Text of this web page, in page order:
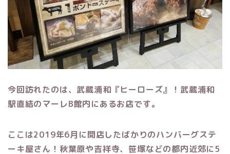
今回訪れたのは、武蔵浦和『ヒーローズ』！武蔵浦和
駅直結のマーレB館内にあるお店です。
ここは2019年6月に開店したばかりのハンバーグステ
ーキ屋さん！秋葉原や吉祥寺、笹塚などの都内近郊に5